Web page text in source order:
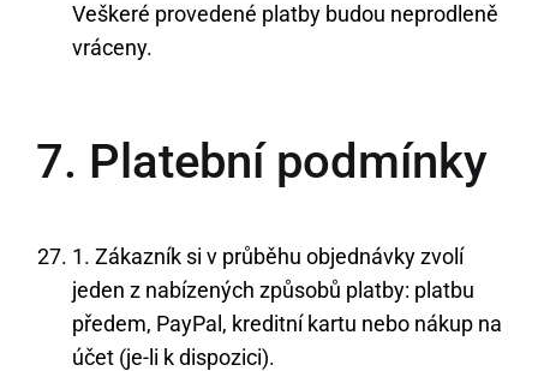
Veškeré provedené platby budou neprodleně
vráceny.
7. Platební podmínky
1. Zákazník si v průběhu objednávky zvolí
jeden z nabízených způsobů platby: platbu
předem, PayPal, kreditní kartu nebo nákup na
účet (je-li k dispozici).